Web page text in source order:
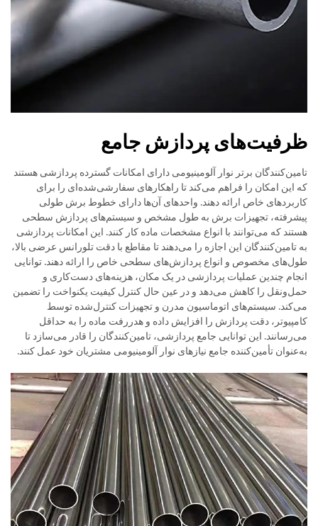
ظرفیت‌های پردازش جامع
تامین‌کنندگان برتر نوار آلومینیومی دارای امکانات گسترده پردازشی هستند
که این امکان را فراهم می‌کند تا راهکارهای سفارشی‌شده‌ای را برای
کاربردهای خاص ارائه دهند. واحدهای آن‌ها دارای خطوط برش طولی
پیشرفته، تجهیزات برش به طول مشخص و سیستم‌های پردازش سطحی
هستند که می‌توانند با انواع مشخصات ماده کار کنند. این امکانات پردازشی
به تامین‌کنندگان این اجازه را می‌دهند تا مقاطع با دقت تلورانس عرضی بالا،
طول‌های مخصوص و انواع پردازش‌های سطحی خاص را ارائه دهند. توانایی
انجام چندین عملیات پردازشی در یک مکان، هزینه‌های دست‌کاری و
حمل‌ونقل را کاهش می‌دهد و در عین حال کنترل کیفیت یکنواخت را تضمین
می‌کند. سیستم‌های اتوماسیون مدرن و تجهیزات کنترل‌شده توسط
کامپیوتر، دقت پردازش را افزایش داده و هدررفت ماده را به حداقل
می‌رسانند. این توانایی جامع پردازشی، تامین‌کنندگان را قادر می‌سازد تا
به‌عنوان تأمین‌کننده جامع نیازهای نوار آلومینیومی مشتریان خود عمل کنند.